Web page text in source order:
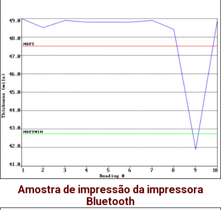
Amostra de impressão da impressora
Bluetooth